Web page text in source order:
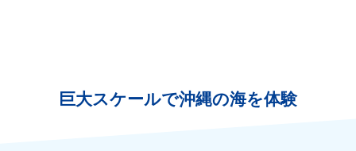
巨大スケールで沖縄の海を体験